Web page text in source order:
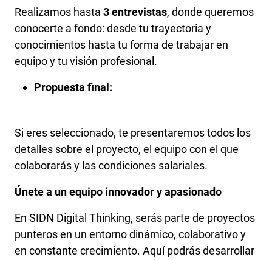
Realizamos hasta 3 entrevistas, donde queremos
conocerte a fondo: desde tu trayectoria y
conocimientos hasta tu forma de trabajar en
equipo y tu visión profesional.
Propuesta final:
Si eres seleccionado, te presentaremos todos los
detalles sobre el proyecto, el equipo con el que
colaborarás y las condiciones salariales.
Únete a un equipo innovador y apasionado
En SIDN Digital Thinking, serás parte de proyectos
punteros en un entorno dinámico, colaborativo y
en constante crecimiento. Aquí podrás desarrollar